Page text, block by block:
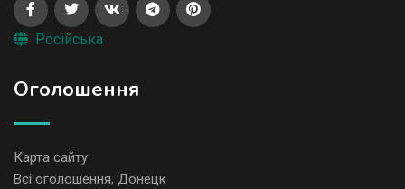
Російська
Оголошення
Карта сайту
Всі оголошення, Донецк